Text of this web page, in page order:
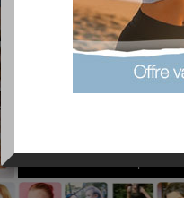
PLUS
EFFICACE